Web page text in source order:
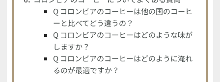
Q コロンビアのコーヒーは他の国のコーヒ
ーと比べてどう違うの？
Q コロンビアのコーヒーはどのような味が
しますか？
Q コロンビアのコーヒーはどのように淹れ
るのが最適ですか？